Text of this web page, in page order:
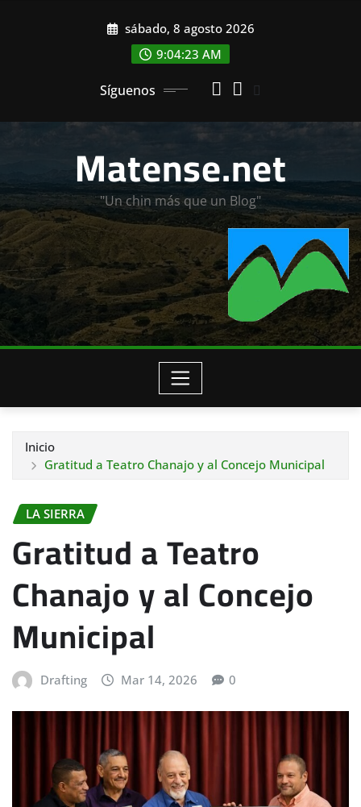
sábado, 8 agosto 2026
9:04:24 AM
Síguenos
Matense.net
"Un chin más que un Blog"
Inicio
Gratitud a Teatro Chanajo y al Concejo Municipal
LA SIERRA
Gratitud a Teatro
Chanajo y al Concejo
Municipal
Drafting Mar 14, 2026 0